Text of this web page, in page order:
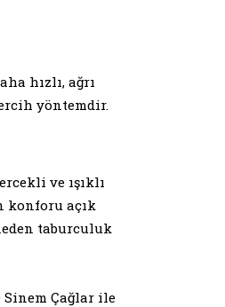
hızlı, ağrı
yöntemdir.
ve ışıklı
konforu açık
taburculuk
Çağlar ile